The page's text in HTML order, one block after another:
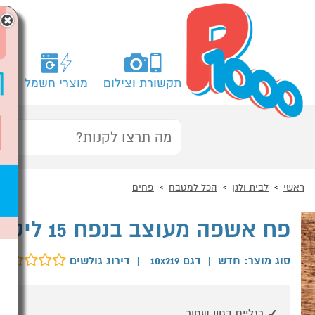
תקשורת וצילום מוצרי חשמל
ראשי לבית ולגן הכל למטבח פחים
פח אשפה מעוצב בנפח 15 ליטר
סוג מוצר: חדש | דגם 10x219 | דירוג גולשים
×